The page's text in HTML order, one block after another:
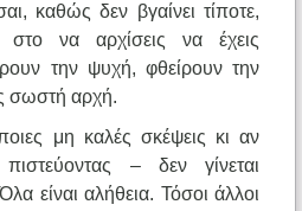
καθώς δεν βγαίνει τίποτε,
στο να αρχίσεις να έχεις
την ψυχή, φθείρουν την
σωστή αρχή.
μη καλές σκέψεις κι αν
πιστεύοντας – δεν γίνεται
είναι αλήθεια. Τόσοι άλλοι